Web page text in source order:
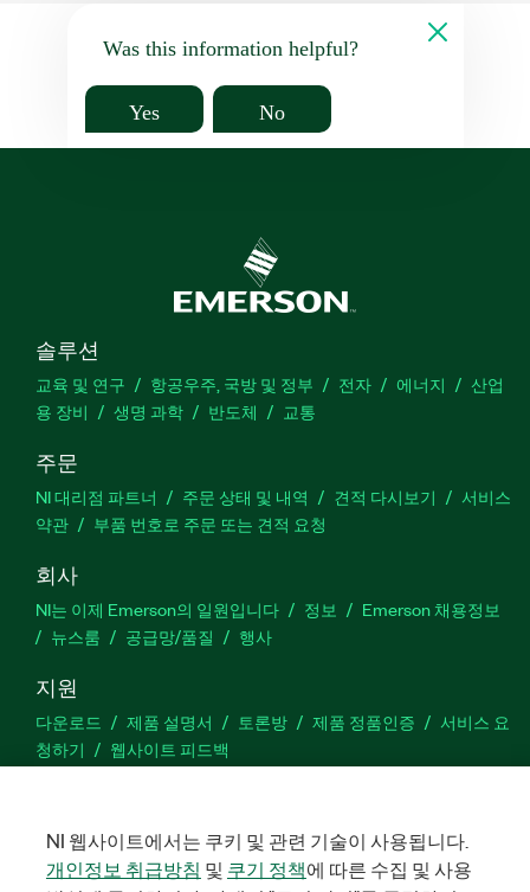
Was this information helpful?
Yes No
솔루션
교육 및 연구 항공우주, 국방 및 정부 전자 에너지
산업
용 장비
생명 과학 반도체 교통
주문
NI 대리점 파트너 주문 상태 및 내역 견적 다시보기
서비스
약관
부품 번호로 주문 또는 견적 요청
회사
NI는 이제 Emerson의 일원입니다 정보
Emerson 채용정보
뉴스룸
공급망/품질 행사
지원
다운로드 제품 설명서 토론방 제품 정품인증
서비스 요
청하기
웹사이트 피드백
NI 웹사이트에서는 쿠키 및 관련 기술이 사용됩니다.
개인정보 취급방침 및 쿠기 정책에 따른 수집 및 사용